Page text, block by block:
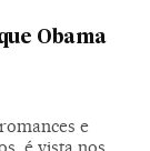
Obama
e